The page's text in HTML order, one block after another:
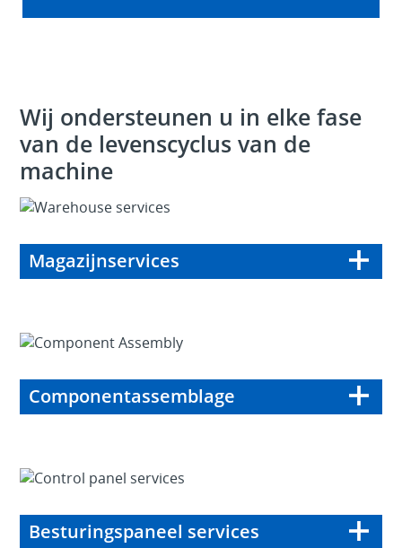
Wij ondersteunen u in elke fase
van de levenscyclus van de
machine
Magazijnservices
Componentassemblage
Besturingspaneel services